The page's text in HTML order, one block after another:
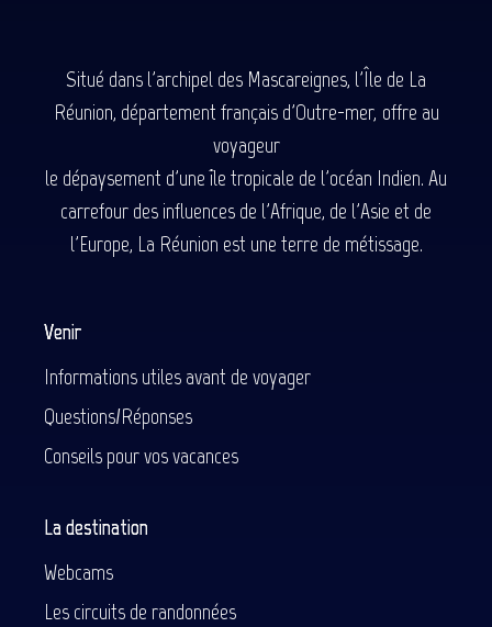
Situé dans l'archipel des Mascareignes, l'Île de La
Réunion, département français d'Outre-mer, offre au
voyageur
le dépaysement d'une île tropicale de l'océan Indien. Au
carrefour des influences de l'Afrique, de l'Asie et de
l'Europe, La Réunion est une terre de métissage.
Venir
Informations utiles avant de voyager
Questions/Réponses
Conseils pour vos vacances
La destination
Webcams
Les circuits de randonnées